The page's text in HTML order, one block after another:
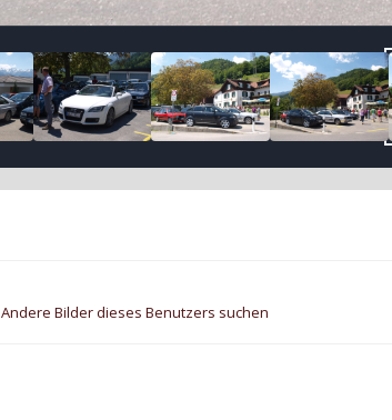
Andere Bilder dieses Benutzers suchen